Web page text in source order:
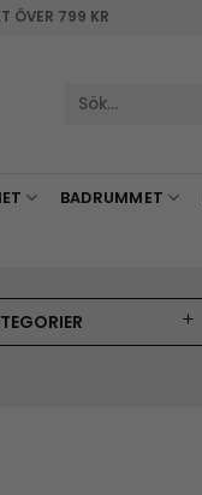
ÖVER 799 KR
Sök
BADRUMMET